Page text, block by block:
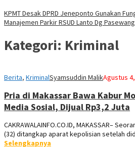
KPMT Desak DPRD Jeneponto Gunakan
Manajemen Parkir RSUD Lanto Dg Pasewang
Kategori: Kriminal
Berita, KriminalSyamsuddin MalikAgustus
Pria di Makassar Bawa Kabur
Media Sosial, Dijual Rp3,2 Juta
CAKRAWALAINFO.CO.ID, MAKASSAR–
(32) ditangkap aparat kepolisian setelah
Selengkapnya